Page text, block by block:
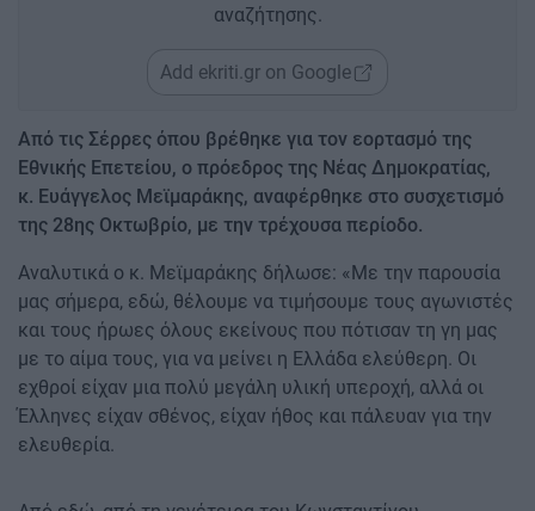
αναζήτησης.
Add ekriti.gr on Google
Από τις Σέρρες όπου βρέθηκε για τον εορτασμό της
Εθνικής Επετείου, ο πρόεδρος της Νέας Δημοκρατίας,
κ. Ευάγγελος Μεϊμαράκης, αναφέρθηκε στο συσχετισμό
της 28ης Οκτωβρίο, με την τρέχουσα περίοδο.
Αναλυτικά ο κ. Μεϊμαράκης δήλωσε: «Με την παρουσία
μας σήμερα, εδώ, θέλουμε να τιμήσουμε τους αγωνιστές
και τους ήρωες όλους εκείνους που πότισαν τη γη μας
με το αίμα τους, για να μείνει η Ελλάδα ελεύθερη. Οι
εχθροί είχαν μια πολύ μεγάλη υλική υπεροχή, αλλά οι
Έλληνες είχαν σθένος, είχαν ήθος και πάλευαν για την
ελευθερία.